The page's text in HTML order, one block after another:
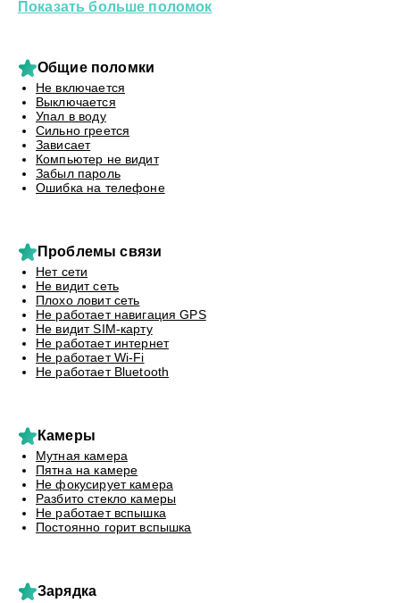
Показать больше поломок
Общие поломки
Не включается
Выключается
Упал в воду
Сильно греется
Зависает
Компьютер не видит
Забыл пароль
Ошибка на телефоне
Проблемы связи
Нет сети
Не видит сеть
Плохо ловит сеть
Не работает навигация GPS
Не видит SIM-карту
Не работает интернет
Не работает Wi-Fi
Не работает Bluetooth
Камеры
Мутная камера
Пятна на камере
Не фокусирует камера
Разбито стекло камеры
Не работает вспышка
Постоянно горит вспышка
Зарядка